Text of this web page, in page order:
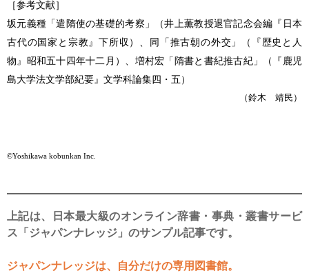
［参考文献］
坂元義種「遣隋使の基礎的考察」（井上薫教授退官記念会編『日本
古代の国家と宗教』下所収）、同「推古朝の外交」（『歴史と人
物』昭和五十四年十二月）、増村宏「隋書と書紀推古紀」（『鹿児
島大学法文学部紀要』文学科論集四・五）
（鈴木 靖民）
©Yoshikawa kobunkan Inc.
上記は、日本最大級のオンライン辞書・事典・叢書サービ
ス「ジャパンナレッジ」のサンプル記事です。
ジャパンナレッジは、自分だけの専用図書館。